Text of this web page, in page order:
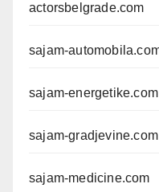
actorsbelgrade.com
sajam-
sajam-energetike.com
sajam-gradjevine.com
sajam-medicine.com